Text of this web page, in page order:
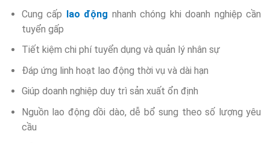
Cung cấp lao động nhanh chóng khi doanh nghiệp cần
tuyển gấp
Tiết kiệm chi phí tuyển dụng và quản lý nhân sự
Đáp ứng linh hoạt lao động thời vụ và dài hạn
Giúp doanh nghiệp duy trì sản xuất ổn định
Nguồn lao động dồi dào, dễ bổ sung theo số lượng yêu
cầu